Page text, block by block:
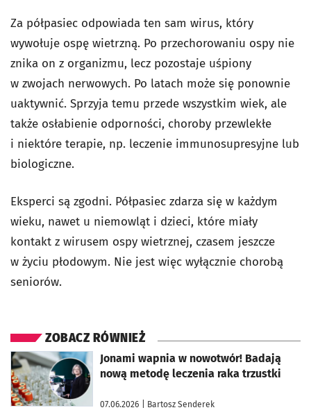
Za półpasiec odpowiada ten sam wirus, który
wywołuje ospę wietrzną. Po przechorowaniu ospy nie
znika on z organizmu, lecz pozostaje uśpiony
w zwojach nerwowych. Po latach może się ponownie
uaktywnić. Sprzyja temu przede wszystkim wiek, ale
także osłabienie odporności, choroby przewlekłe
i niektóre terapie, np. leczenie immunosupresyjne lub
biologiczne.
Eksperci są zgodni. Półpasiec zdarza się w każdym
wieku, nawet u niemowląt i dzieci, które miały
kontakt z wirusem ospy wietrznej, czasem jeszcze
w życiu płodowym. Nie jest więc wyłącznie chorobą
seniorów.
ZOBACZ RÓWNIEŻ
Jonami wapnia w nowotwór! Badają
nową metodę leczenia raka trzustki
07.06.2026 | Bartosz Senderek
otworzy się w nowej karcie